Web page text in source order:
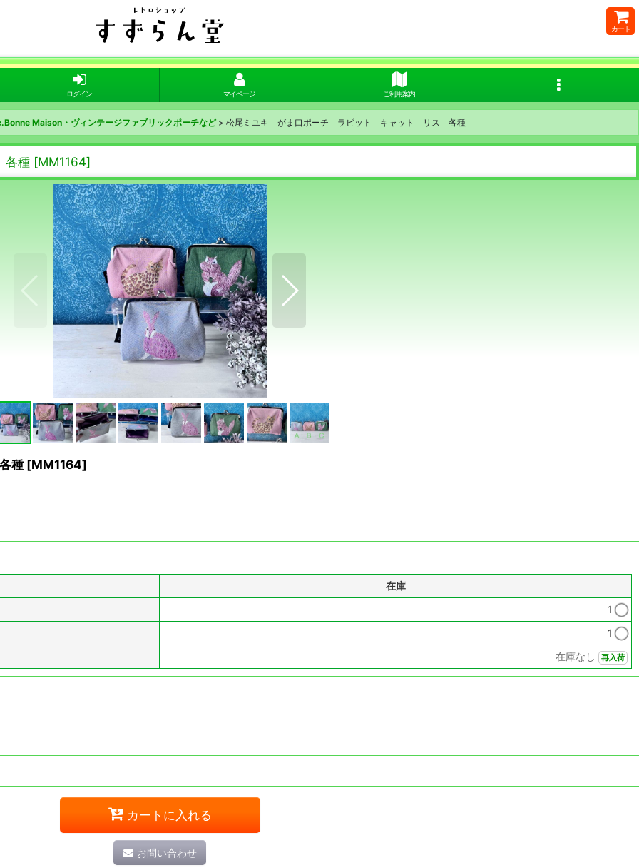
カート
ログイン マイページ ご利用案内
Maison・ヴィンテージファブリックポーチなど > 松尾ミユキ がま口ポーチ ラビット キャット リス 各種
種 [MM1164]
種 [MM1164]
在庫
1
1
在庫なし
再入荷
カートに入れる
お問い合わせ